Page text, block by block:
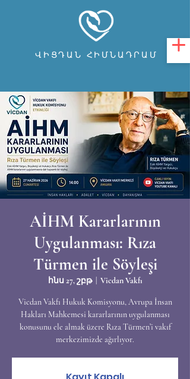
ՎԻՑԴԱՆ ՀԻՄՆԱԴՐԱՄ
AİHM Kararlarının
Uygulanması: Rıza
Türmen ile Söyleşi
հնս 27, շբթ
  |
Vicdan Vakfı
Vicdan Vakfı Hukuk Komisyonu, Avrupa İnsan
Hakları Mahkemesi kararlarının uygulanması
konusunu ele almak üzere Rıza Türmen’i vakıf
merkezimizde ağırlıyor.